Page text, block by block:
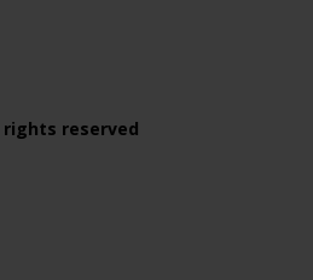
rights reserved